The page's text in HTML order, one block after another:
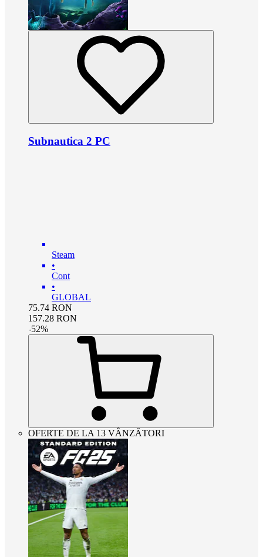
Subnautica 2 PC
Steam
•
Cont
•
GLOBAL
75.74 RON
157.28 RON
-52%
OFERTE DE LA 13 VÂNZĂTORI